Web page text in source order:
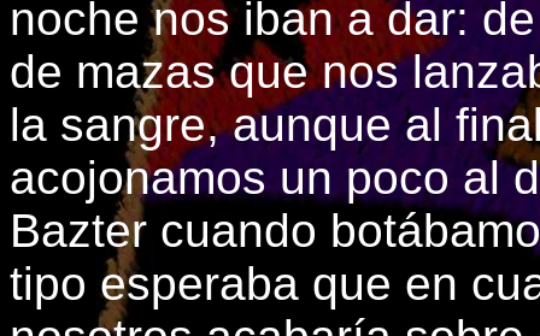
noche nos iban a dar:
de mazas que nos
la sangre, aunque al
acojonamos un poco al
Bazter cuando
tipo esperaba que en